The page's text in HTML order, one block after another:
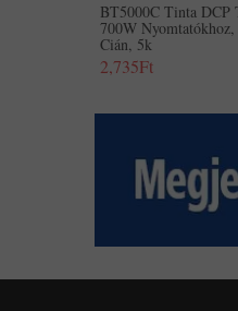
BT5000C Tinta DCP
700W
Cián, 5k
2,735Ft